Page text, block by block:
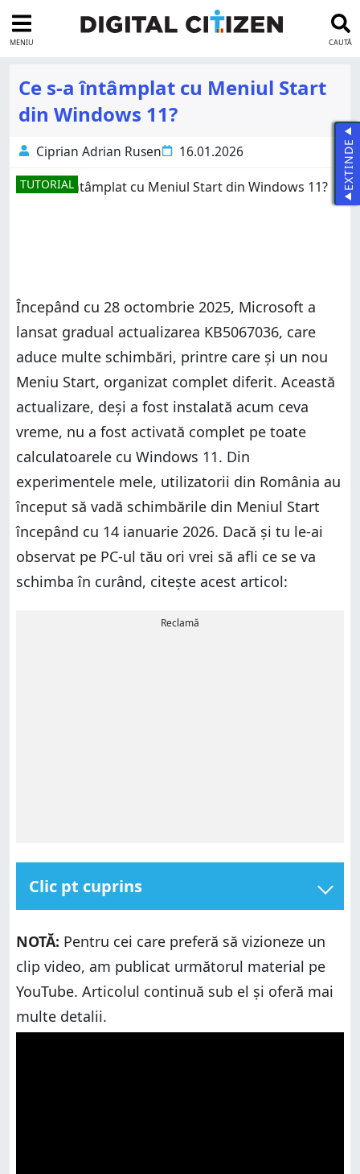
MENIU CAUTĂ
Ce s-a întâmplat cu Meniul Start
din Windows 11?
Ciprian Adrian Rusen 16.01.2026
TUTORIAL
Începând cu 28 octombrie 2025, Microsoft a
lansat gradual actualizarea KB5067036, care
aduce multe schimbări, printre care și un nou
Meniu Start, organizat complet diferit. Această
actualizare, deși a fost instalată acum ceva
vreme, nu a fost activată complet pe toate
calculatoarele cu Windows 11. Din
experimentele mele, utilizatorii din România au
început să vadă schimbările din Meniul Start
începând cu 14 ianuarie 2026. Dacă și tu le-ai
observat pe PC-ul tău ori vrei să afli ce se va
schimba în curând, citește acest articol:
Reclamă
Clic pt cuprins
Ce părere ai despre noul Meniu Start din Windows
11?
NOTĂ: Pentru cei care preferă să vizioneze un
clip video, am publicat următorul material pe
YouTube. Articolul continuă sub el și oferă mai
multe detalii.
EXTINDE